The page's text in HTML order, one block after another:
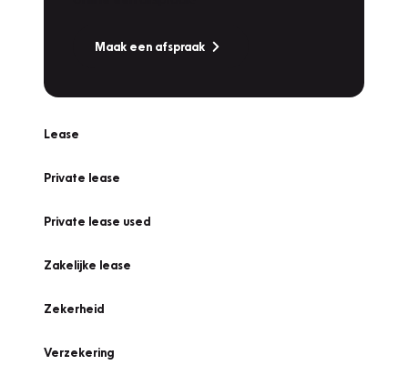
Maak een afspraak
Lease
Private lease
Private lease used
Zakelijke lease
Zekerheid
Verzekering